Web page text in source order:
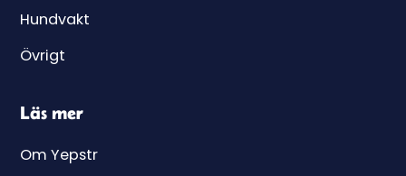
Hundvakt
Övrigt
Läs mer
Om Yepstr